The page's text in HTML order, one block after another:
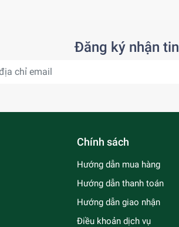
Đăng ký nhận tin
Chính sách
Hướng dẫn mua hàng
Hướng dẫn thanh toán
Hướng dẫn giao nhận
Điều khoản dịch vụ